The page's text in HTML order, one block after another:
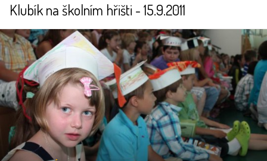
Klubík na školním hřišti - 15.9.2011